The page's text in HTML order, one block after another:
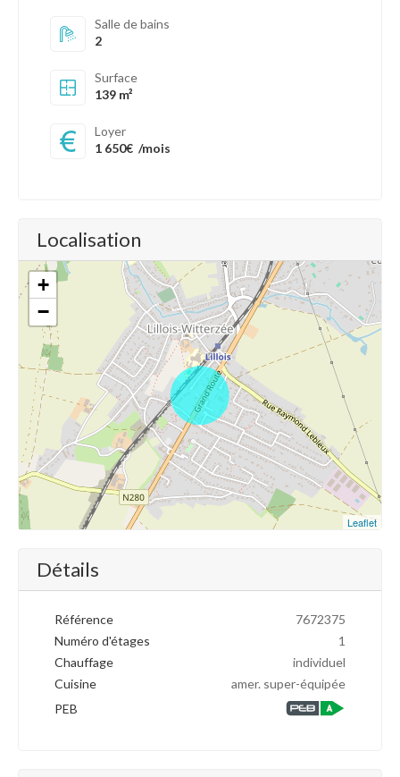
Salle de bains
2
Surface
139 m²
Loyer
1 650€ /mois
Localisation
+
−
Leaflet
Détails
Référence
7672375
Numéro d'étages
1
Chauffage
individuel
Cuisine
amer. super-équipée
PEB